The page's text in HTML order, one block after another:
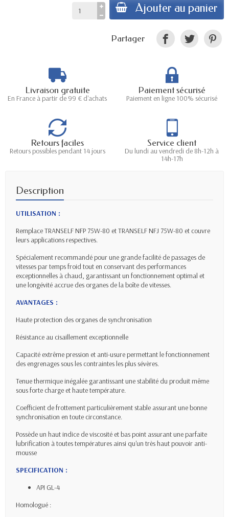
Ajouter au panier
Partager
Livraison gratuite
En France à partir de 99 € d'achats
Paiement sécurisé
Paiement en ligne 100% sécurisé
Retours faciles
Retours possibles pendant 14 jours
Service client
Du lundi au vendredi de 8h-12h à
14h-17h
Description
UTILISATION :
Remplace TRANSELF NFP 75W-80 et TRANSELF NFJ 75W-80 et couvre
leurs applications respectives.
Spécialement recommandé pour une grande facilité de passages de
vitesses par temps froid tout en conservant des performances
exceptionnelles à chaud, garantissant un fonctionnement optimal et
une longévité accrue des organes de la boîte de vitesses.
AVANTAGES :
Haute protection des organes de synchronisation
Résistance au cisaillement exceptionnelle
Capacité extrême pression et anti-usure permettant le fonctionnement
des engrenages sous les contraintes les plus sévères.
Tenue thermique inégalée garantissant une stabilité du produit même
sous forte charge et haute température.
Coefficient de frottement particulièrement stable assurant une bonne
synchronisation en toute circonstance.
Possède un haut indice de viscosité et bas point assurant une parfaite
lubrification à toutes températures ainsi qu'un très haut pouvoir anti-
mousse
SPECIFICATION :
API GL-4
Homologué :